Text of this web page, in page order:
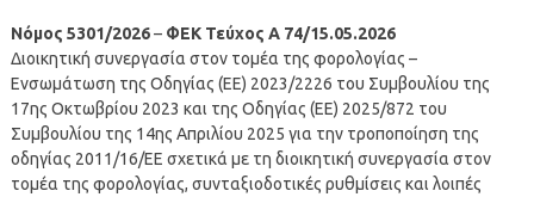
Νόμος 5301/2026– ΦΕΚ Τεύχος Α 74/15.05.2026
Διοικητική συνεργασία στον τομέα της φορολογίας –
Ενσωμάτωση της Οδηγίας (ΕΕ) 2023/2226 του Συμβουλίου της
17ης Οκτωβρίου 2023 και της Οδηγίας (ΕΕ) 2025/872 του
Συμβουλίου της 14ης Απριλίου 2025 για την τροποποίηση της
οδηγίας 2011/16/ΕΕ σχετικά με τη διοικητική συνεργασία στον
τομέα της φορολογίας, συνταξιοδοτικές ρυθμίσεις και λοιπές